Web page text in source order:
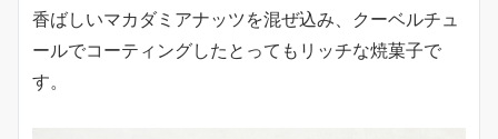
香ばしいマカダミアナッツを混ぜ込み、クーベルチュ
ールでコーティングしたとってもリッチな焼菓子で
す。